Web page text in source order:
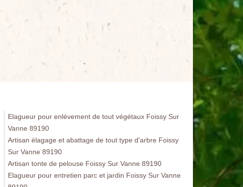
Elagueur pour enlèvement de tout végétaux Foissy Sur
Vanne 89190
Artisan élagage et abattage de tout type d'arbre Foissy
Sur Vanne 89190
Artisan tonte de pelouse Foissy Sur Vanne 89190
Elagueur pour entretien parc et jardin Foissy Sur Vanne